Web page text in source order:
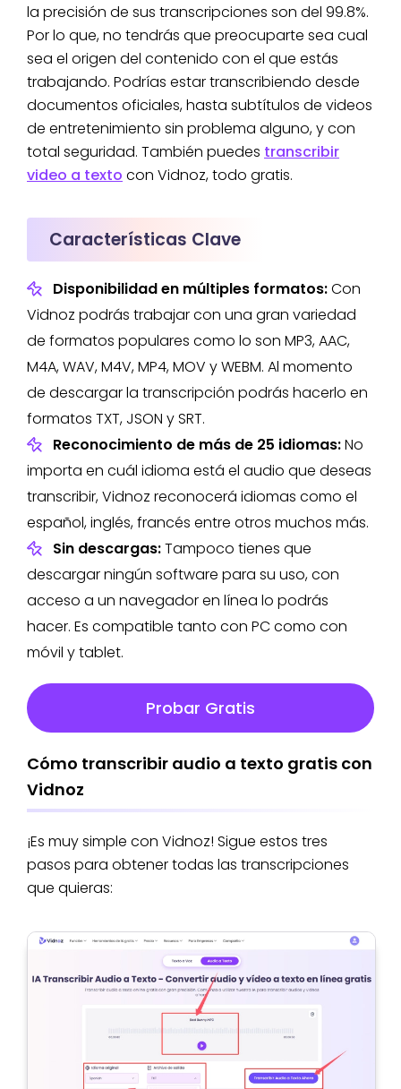
la precisión de sus transcripciones son del 99.8%.
Por lo que, no tendrás que preocuparte sea cual
sea el origen del contenido con el que estás
trabajando. Podrías estar transcribiendo desde
documentos oficiales, hasta subtítulos de videos
de entretenimiento sin problema alguno, y con
total seguridad. También puedes transcribir
video a texto con Vidnoz, todo gratis.
Características Clave
Disponibilidad en múltiples formatos:Con
Vidnoz podrás trabajar con una gran variedad
de formatos populares como lo son MP3, AAC,
M4A, WAV, M4V, MP4, MOV y WEBM. Al momento
de descargar la transcripción podrás hacerlo en
formatos TXT, JSON y SRT.
Reconocimiento de más de 25 idiomas:No
importa en cuál idioma está el audio que deseas
transcribir, Vidnoz reconocerá idiomas como el
español, inglés, francés entre otros muchos más.
Sin descargas:Tampoco tienes que
descargar ningún software para su uso, con
acceso a un navegador en línea lo podrás
hacer. Es compatible tanto con PC como con
móvil y tablet.
Probar Gratis
Cómo transcribir audio a texto gratis con
Vidnoz
¡Es muy simple con Vidnoz! Sigue estos tres
pasos para obtener todas las transcripciones
que quieras: